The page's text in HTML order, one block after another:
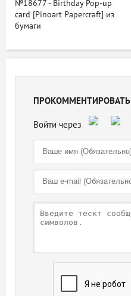
№18677 - Birthday Pop-up
card [Pinoart Papercraft] из
бумаги
ПРОКОММЕНТИРОВАТЬ